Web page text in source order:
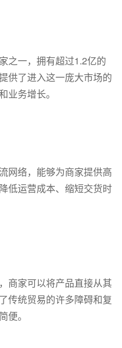
之一，拥有超过1.2亿的
供了进入这一庞大市场的
业务增长。
网络，能够为商家提供高
低运营成本、缩短交货时
商家可以将产品直接从其
传统贸易的许多障碍和复
便。